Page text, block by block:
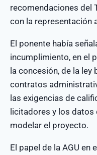
recomendaciones del
con la representación
El ponente había
incumplimiento, en el
la concesión, de la
contratos
las exigencias de
licitadores y los
modelar el proyecto.
El papel de la AGU en